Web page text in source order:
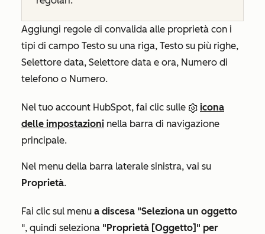
Aggiungi regole di convalida alle proprietà con i
tipi di campo Testo su una riga, Testo su più righe,
Selettore data, Selettore data e ora, Numero di
telefono o Numero.
Nel tuo account HubSpot, fai clic sulle
icona
delle impostazioni nella barra di navigazione
principale.
Nel menu della barra laterale sinistra, vai su
Proprietà.
Fai clic sul menu a discesa "Seleziona un oggetto
", quindi seleziona "Proprietà [Oggetto]" per